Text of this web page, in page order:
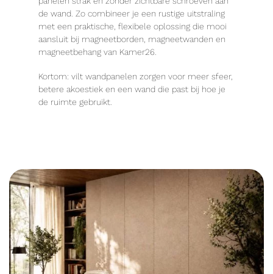
de wand. Zo combineer je een rustige uitstraling
met een praktische, flexibele oplossing die mooi
aansluit bij magneetborden, magneetwanden en
magneetbehang van Kamer26.
Kortom: vilt wandpanelen zorgen voor meer sfeer,
betere akoestiek en een wand die past bij hoe je
de ruimte gebruikt.